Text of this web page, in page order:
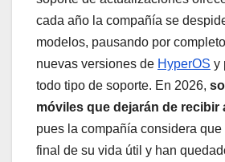
cada año la compañía se
modelos, pausando por
nuevas versiones de HyperOS y
todo tipo de soporte. En 2026,
móviles que dejarán de recibir
pues la compañía considera que
final de su vida útil y han